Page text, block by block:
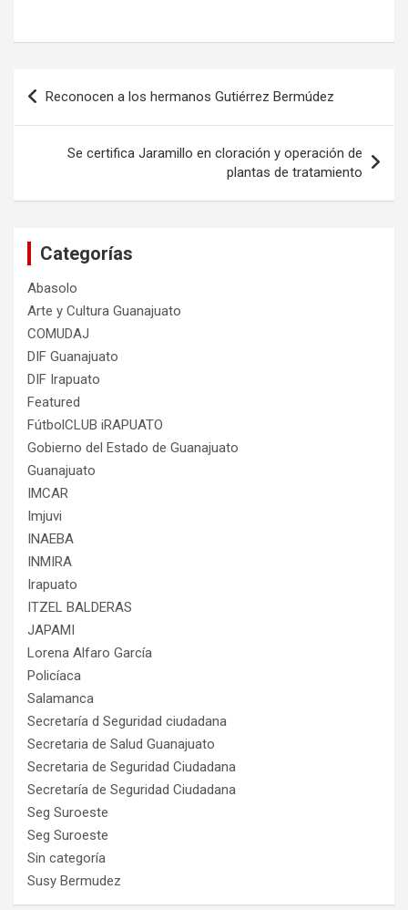
Navegación
de
entradas
Reconocen a los hermanos Gutiérrez Bermúdez
Se certifica Jaramillo en cloración y operación de
plantas de tratamiento
Categorías
Abasolo
Arte y Cultura Guanajuato
COMUDAJ
DIF Guanajuato
DIF Irapuato
Featured
FútbolCLUB iRAPUATO
Gobierno del Estado de Guanajuato
Guanajuato
IMCAR
Imjuvi
INAEBA
INMIRA
Irapuato
ITZEL BALDERAS
JAPAMI
Lorena Alfaro García
Policíaca
Salamanca
Secretaría d Seguridad ciudadana
Secretaria de Salud Guanajuato
Secretaria de Seguridad Ciudadana
Secretaría de Seguridad Ciudadana
Seg Suroeste
Seg Suroeste
Sin categoría
Susy Bermudez